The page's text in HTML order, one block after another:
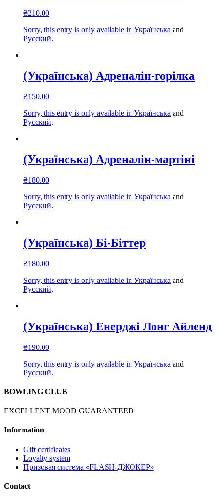
₴210.00
Sorry, this entry is only available in Українська and
Русский.
(Українська) Адреналін-горілка
₴150.00
Sorry, this entry is only available in Українська and
Русский.
(Українська) Адреналін-мартіні
₴180.00
Sorry, this entry is only available in Українська and
Русский.
(Українська) Бі-Біттер
₴180.00
Sorry, this entry is only available in Українська and
Русский.
(Українська) Енерджі Лонг Айленд
₴190.00
Sorry, this entry is only available in Українська and
Русский.
BOWLING CLUB
EXCELLENT MOOD GUARANTEED
Information
Gift certificates
Loyalty system
Призовая система «FLASH-ДЖОКЕР»
Contact